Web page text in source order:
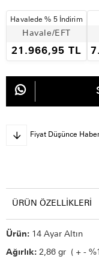
Havalede % 5 İndirim
Havale/EFT
21.966,95 TL
Fiyat Düşünce
ÜRÜN ÖZELLIKLERI
Ürün: 14 Ayar Altın
Ağırlık: 2,86 gr ( + -